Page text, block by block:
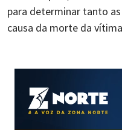
para determinar tanto
causa da morte da